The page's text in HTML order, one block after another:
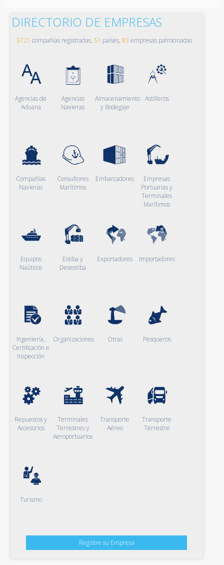
DIRECTORIO DE EMPRESAS
3721 compañías registradas, 51 países, 83 empresas patrocinadas
Agencias de
Aduana
Agencias
Navieras
Almacenamiento
y Bodegaje
Astilleros
Compañías
Navieras
Consultores
Marítimos
Embarcadores
Empresas
Portuarias y
Terminales
Marítimos
Equipos
Naúticos
Estiba y
Desestiba
Exportadores Importadores
Ingeniería,
Certificación e
Inspección
Organizaciones Otras Pesqueros
Repuestos y
Accesorios
Terminales
Terrestres y
Aeroportuarios
Transporte
Aéreo
Transporte
Terrestre
Turismo
Registre su Empresa